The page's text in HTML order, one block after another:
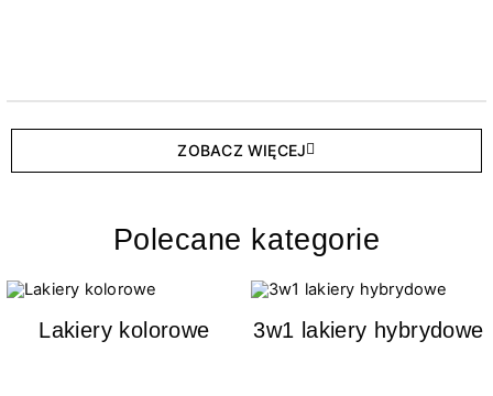
ZOBACZ WIĘCEJ
Polecane kategorie
Lakiery kolorowe 3w1 lakiery hybrydowe